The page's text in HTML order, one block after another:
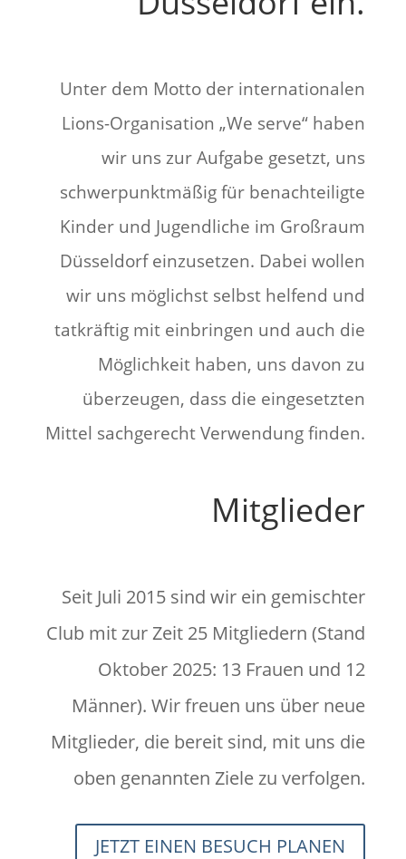
Unter dem Motto der internationalen
Lions-Organisation „We serve“ haben
wir uns zur Aufgabe gesetzt, uns
schwerpunktmäßig für benachteiligte
Kinder und Jugendliche im Großraum
Düsseldorf einzusetzen. Dabei wollen
wir uns möglichst selbst helfend und
tatkräftig mit einbringen und auch die
Möglichkeit haben, uns davon zu
überzeugen, dass die eingesetzten
Mittel sachgerecht Verwendung finden.
Mitglieder
Seit Juli 2015 sind wir ein gemischter
Club mit zur Zeit 25 Mitgliedern (Stand
Oktober 2025: 13 Frauen und 12
Männer). Wir freuen uns über neue
Mitglieder, die bereit sind, mit uns die
oben genannten Ziele zu verfolgen.
JETZT EINEN BESUCH PLANEN